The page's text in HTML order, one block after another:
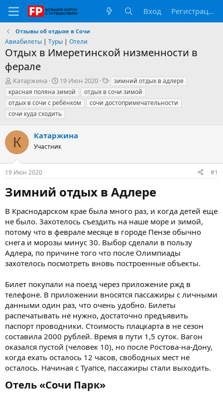
Вход Регистрация
Отзывы об отдыхе в Сочи
Авиабилеты | Туры | Отели
Отдых в Имеретинской низменности в
ферале
А
в
т
о
р
е
м
ы
Катаржина
Д
а
т
а
н
ч
л
19 Июн 2020
Т
е
г
и
зимний отдых в адлере
красная поляна зимой
отдых в сочи зимой
отдых в сочи с ребёнком
сочи достопримечательности
сочи куда сходить
К Катаржина
Участник
19 Июн 2020 #1
Зимний отдых в Адлере​
В Краснодарском крае была много раз, и когда детей еще
не было. Захотелось съездить на наше море и зимой,
потому что в феврале месяце в городе Пензе обычно
снега и морозы минус 30. Выбор сделали в пользу
Адлера, по причине того что после Олимпиады
захотелось посмотреть вновь построенные объекты.
Билет покупали на поезд через приложение ржд в
телефоне. В приложении вносятся пассажиры с личными
данными один раз, что очень удобно. Билеты
распечатывать не нужно, достаточно предъявить
паспорт проводники. Стоимость плацкарта в не сезон
составила 2000 рублей. Время в пути 1,5 суток. Вагон
оказался пустой (человек 10), но после Ростова-на-Дону,
когда ехать осталось 12 часов, свободных мест не
осталось. Начиная с Туапсе, пассажиры стали выходить.
Отель «Сочи Парк»​